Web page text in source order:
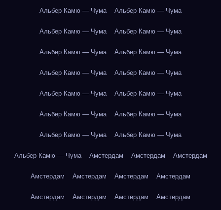
Альбер Камю — Чума Альбер Камю — Чума
Альбер Камю — Чума Альбер Камю — Чума
Альбер Камю — Чума Альбер Камю — Чума
Альбер Камю — Чума Альбер Камю — Чума
Альбер Камю — Чума Альбер Камю — Чума
Альбер Камю — Чума Альбер Камю — Чума
Альбер Камю — Чума Альбер Камю — Чума
Альбер Камю — Чума Амстердам Амстердам Амстердам
Амстердам Амстердам Амстердам Амстердам
Амстердам Амстердам Амстердам Амстердам